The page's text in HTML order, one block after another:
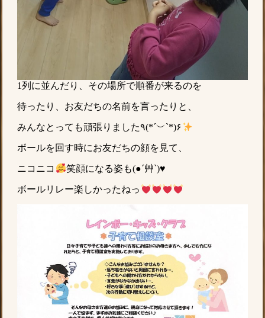
1列に並んだり、その場所で順番が来るのを
待ったり、お友だちの名前を言ったりと、
みんなとっても頑張りました٩(*´︶`*)۶
ボールを回す時にお友だちの顔を見て、
ニコニコ 笑顔になる姿も(●´艸`)♥
ボールリレー楽しかったねっ